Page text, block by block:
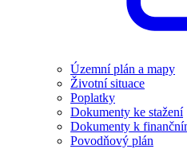
Územní plán a mapy
Životní situace
Poplatky
Dokumenty ke stažení
Dokumenty k
Povodňový plán